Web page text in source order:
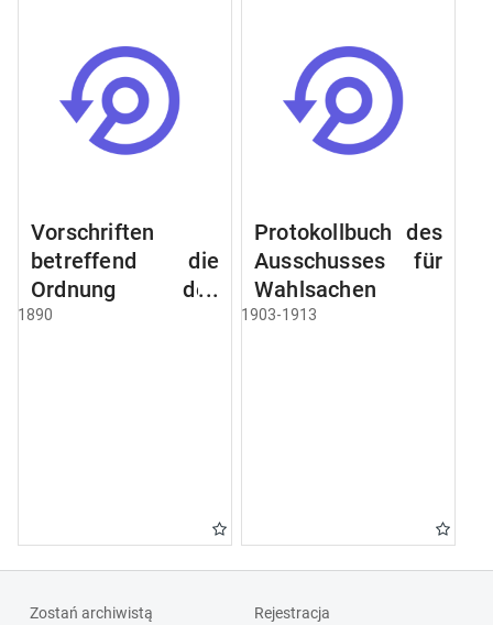
Vorschriften
betreffend die
Ordnung des
Geschäftsganges
1890
Protokollbuch des
Ausschusses für
Wahlsachen
1903-1913
Zostań archiwistą
Rejestracja